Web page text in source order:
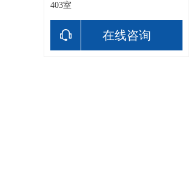
403室
在线咨询